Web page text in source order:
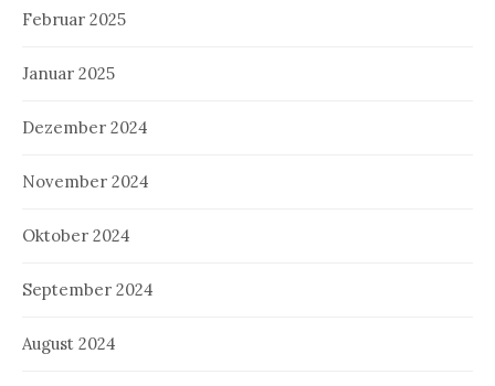
Februar 2025
Januar 2025
Dezember 2024
November 2024
Oktober 2024
September 2024
August 2024